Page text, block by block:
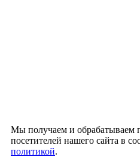
Мы получаем и обрабатываем
посетителей нашего сайта в
политикой.